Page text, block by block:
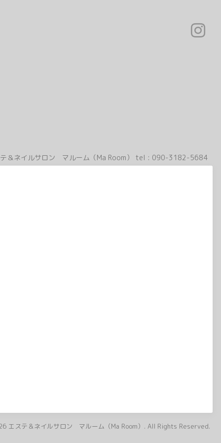
＆ネイルサロン マルーム（Ma Room） tel : 090-3182-5684
エステ＆ネイルサロン マルーム（Ma Room） . All Rights Reserved.